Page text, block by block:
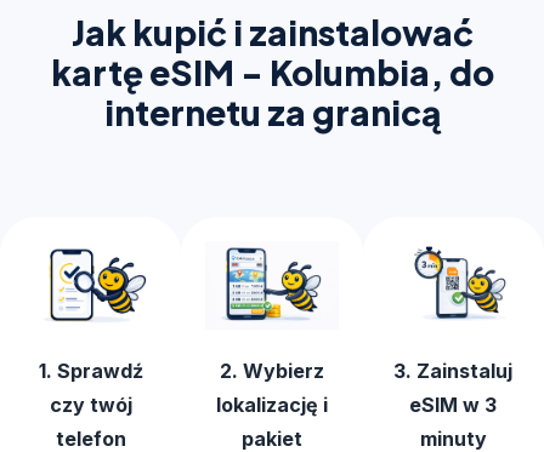
Jak kupić i zainstalować
kartę eSIM - Kolumbia, do
internetu za granicą
1. Sprawdź
czy twój
telefon
2. Wybierz
lokalizację i
pakiet
3. Zainstaluj
eSIM w 3
minuty